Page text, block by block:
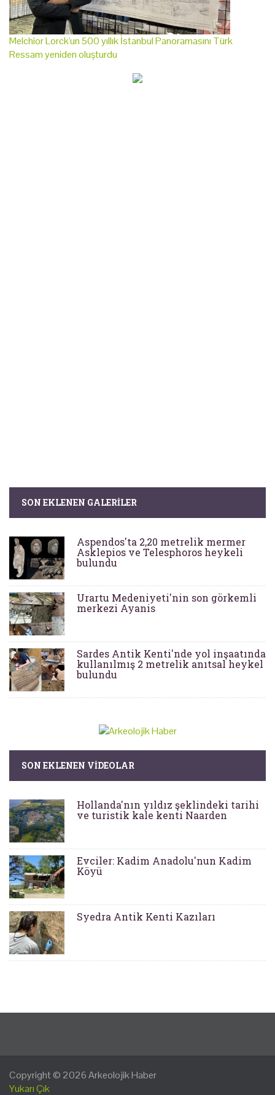
Melchior Lorck'un 500 yıllık İstanbul Panoramasını Türk
Ressam yeniden oluşturdu
SON EKLENEN GALERILER
Aspendos'ta 2,20 metrelik mermer
Asklepios ve Telesphoros heykeli
bulundu
Urartu Medeniyeti'nin son görkemli
merkezi Ayanis
Sardes Antik Kenti'nde yol inşaatında
kullanılmış 2 metrelik anıtsal heykel
bulundu
SON EKLENEN VIDEOLAR
Hollanda'nın yıldız şeklindeki tarihi
ve turistik kale kenti Naarden
Evciler: Kadim Anadolu'nun Kadim
Köyü
Syedra Antik Kenti Kazıları
Copyright © 2026Arkeolojik Haber
Yukarı Çık